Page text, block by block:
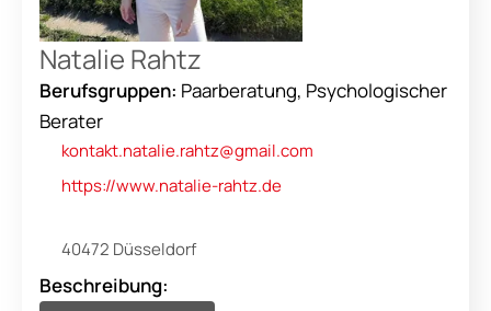
authentisches Leben mit Freude, Leichtigkeit
und Verbindung zu führen.
Natalie Rahtz
Berufsgruppen: Paarberatung, Psychologischer
Berater
kontakt.natalie.rahtz@gmail.com
https://www.natalie-rahtz.de
40472 Düsseldorf
Beschreibung: